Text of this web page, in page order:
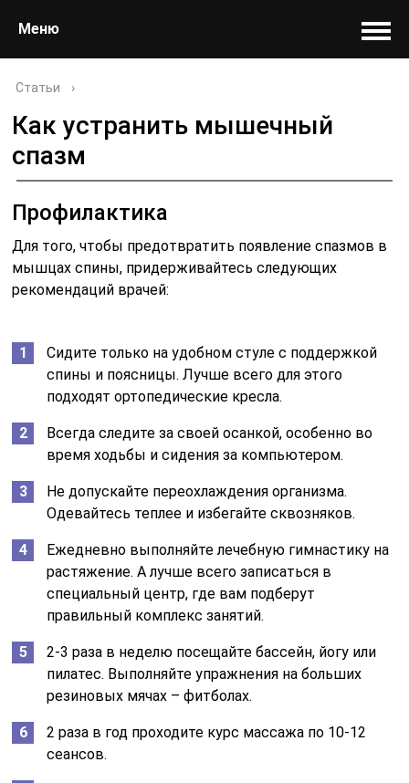
Меню
Статьи ›
Как устранить мышечный
спазм
Профилактика
Для того, чтобы предотвратить появление спазмов в
мышцах спины, придерживайтесь следующих
рекомендаций врачей:
Сидите только на удобном стуле с поддержкой
спины и поясницы. Лучше всего для этого
подходят ортопедические кресла.
Всегда следите за своей осанкой, особенно во
время ходьбы и сидения за компьютером.
Не допускайте переохлаждения организма.
Одевайтесь теплее и избегайте сквозняков.
Ежедневно выполняйте лечебную гимнастику на
растяжение. А лучше всего записаться в
специальный центр, где вам подберут
правильный комплекс занятий.
2-3 раза в неделю посещайте бассейн, йогу или
пилатес. Выполняйте упражнения на больших
резиновых мячах – фитболах.
2 раза в год проходите курс массажа по 10-12
сеансов.